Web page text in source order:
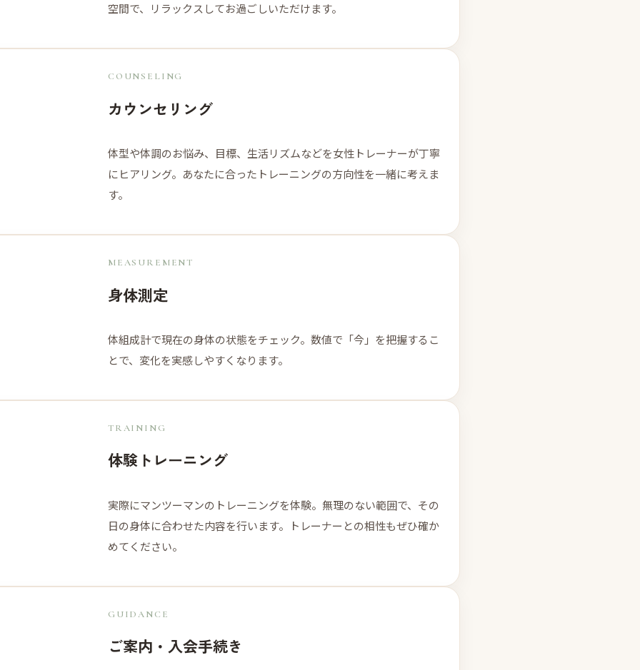
空間で、リラックスしてお過ごしいただけます。
COUNSELING
カウンセリング
体型や体調のお悩み、目標、生活リズムなどを女性トレーナーが丁寧
にヒアリング。あなたに合ったトレーニングの方向性を一緒に考えま
す。
MEASUREMENT
身体測定
体組成計で現在の身体の状態をチェック。数値で「今」を把握するこ
とで、変化を実感しやすくなります。
TRAINING
体験トレーニング
実際にマンツーマンのトレーニングを体験。無理のない範囲で、その
日の身体に合わせた内容を行います。トレーナーとの相性もぜひ確か
めてください。
GUIDANCE
ご案内・入会手続き